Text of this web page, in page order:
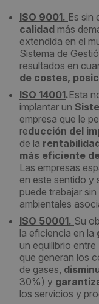
ISO 9001. Es sin
calidad más
extendida en el
Sistema de
resultados en
de costes,
ISO 14001.Esta
implantar un
empresa que le
reducción del
de la
más eficiente
Las empresas
en este sentido y
puede trabajar
ambientales
ISO 50001. Su
la eficiencia en la
un equilibrio entre
que generan los
de gases,
30%) y
los servicios y